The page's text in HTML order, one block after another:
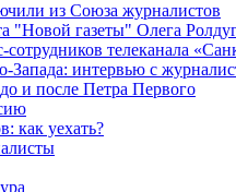
из Союза журналистов
"Новой газеты" Олега
телеканала
Запада: интервью с
и после Петра Первого
как уехать?